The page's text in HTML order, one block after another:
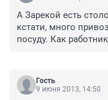
А Зарекой есть
кстати, много
посуду. Как
Во многие церкви
Симеона
которая людям не
Гость
9 июня 2013, 14:50